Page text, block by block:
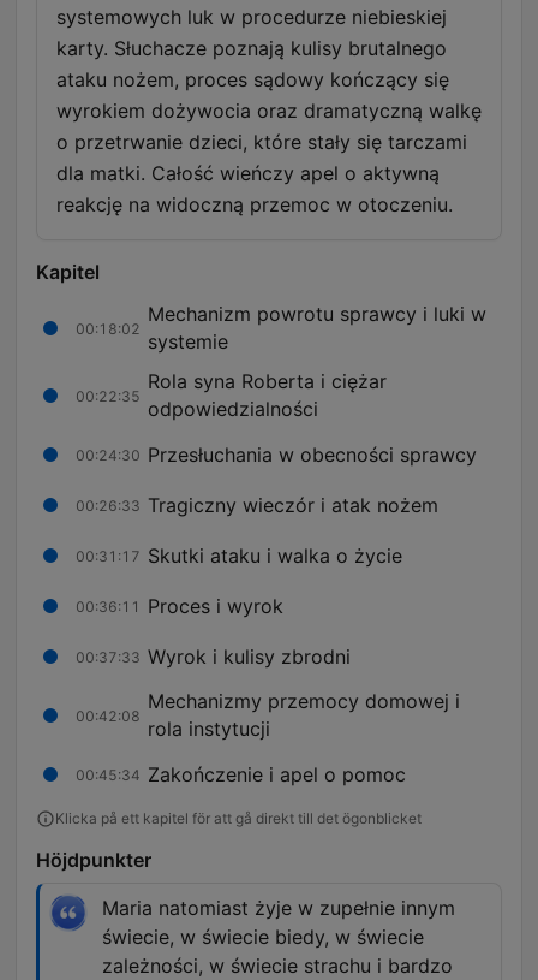
systemowych luk w procedurze niebieskiej
karty. Słuchacze poznają kulisy brutalnego
ataku nożem, proces sądowy kończący się
wyrokiem dożywocia oraz dramatyczną walkę
o przetrwanie dzieci, które stały się tarczami
dla matki. Całość wieńczy apel o aktywną
reakcję na widoczną przemoc w otoczeniu.
Kapitel
00:18:02
Mechanizm powrotu sprawcy i luki w
systemie
00:22:35
Rola syna Roberta i ciężar
odpowiedzialności
00:24:30 Przesłuchania w obecności sprawcy
00:26:33 Tragiczny wieczór i atak nożem
00:31:17 Skutki ataku i walka o życie
00:36:11 Proces i wyrok
00:37:33 Wyrok i kulisy zbrodni
00:42:08
Mechanizmy przemocy domowej i
rola instytucji
00:45:34 Zakończenie i apel o pomoc
Klicka på ett kapitel för att gå direkt till det ögonblicket
Höjdpunkter
Maria natomiast żyje w zupełnie innym
świecie, w świecie biedy, w świecie
zależności, w świecie strachu i bardzo